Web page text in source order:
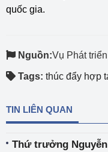
quốc gia.
Nguồn:Vụ Phát
Tags: thúc đẩy hợp
TIN LIÊN QUAN
Thứ trưởng